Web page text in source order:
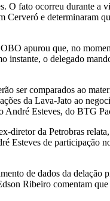
fato ocorreu durante a
Cerveró e
apurou que, no
instante, o delegado
ser comparados ao
da Lava-Jato ao
Esteves, do BTG
diretor da Petrobras
Esteves de
de dados da
Ribeiro comentam